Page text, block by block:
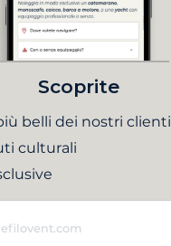
Scoprite
belli dei nostri clienti
culturali